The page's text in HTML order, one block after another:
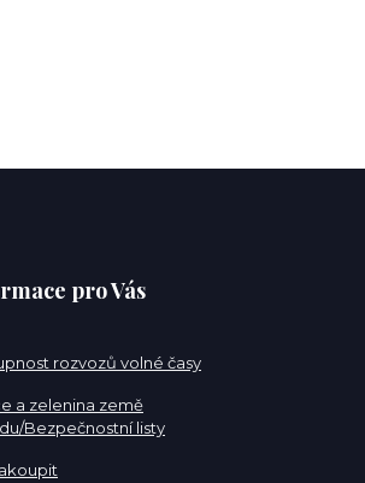
pro Vás
rozvozů volné časy
a zelenina země
Bezpečnostní listy